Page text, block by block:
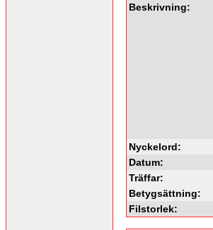
Beskrivning:
Nyckelord:
Datum:
Träffar:
Betygsättning:
Filstorlek: